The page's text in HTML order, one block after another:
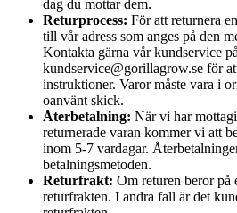
dag du mottar dem.
Returprocess: För att returnera
till vår adress som anges på den
Kontakta gärna vår kundservice på
kundservice@gorillagrow.se för
instruktioner. Varor måste vara i
oanvänt skick.
Återbetalning: När vi har
returnerade varan kommer vi att
inom 5-7 vardagar.
betalningsmetoden.
Returfrakt: Om returen beror på
returfrakten. I andra fall är det